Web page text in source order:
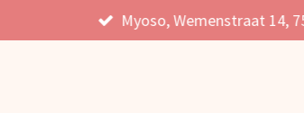
Myoso, Wemenstraat 14,